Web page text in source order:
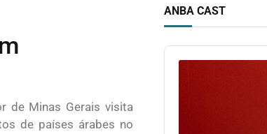
de Minas Gerais visita
de países árabes no
ANBA CAST
Audio
Player